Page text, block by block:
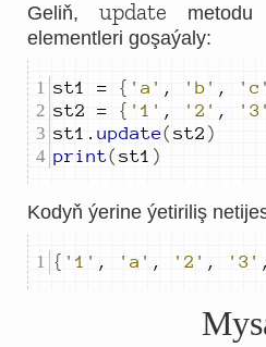
Geliň, update metodu
elementleri goşaýaly:
st1 = { 'a' , 'b' , 'c'
st2 = { '1' , '2' , '3'
st1 . update( st2 )
print( st1 )
Kodyň ýerine ýetiriliş
{ '1' , 'a' , '2' , '3' ,